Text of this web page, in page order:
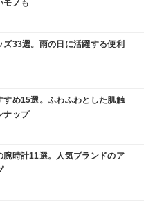
モノも
ズ33選。雨の日に活躍する便利
すめ15選。ふわふわとした肌触
ナップ
腕時計11選。人気ブランドのア